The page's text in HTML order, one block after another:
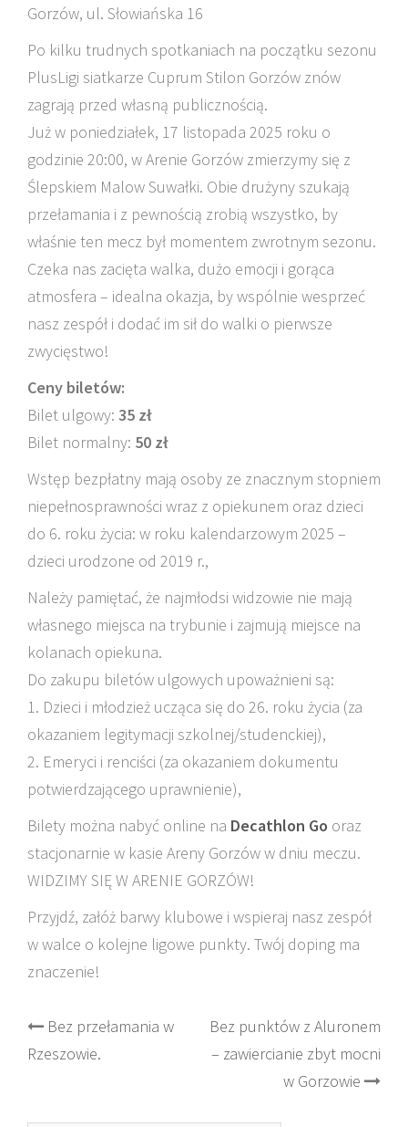
Gorzów, ul. Słowiańska 16
Po kilku trudnych spotkaniach na początku sezonu
PlusLigi siatkarze Cuprum Stilon Gorzów znów
zagrają przed własną publicznością.
Już w poniedziałek, 17 listopada 2025 roku o
godzinie 20:00, w Arenie Gorzów zmierzymy się z
Ślepskiem Malow Suwałki. Obie drużyny szukają
przełamania i z pewnością zrobią wszystko, by
właśnie ten mecz był momentem zwrotnym sezonu.
Czeka nas zacięta walka, dużo emocji i gorąca
atmosfera – idealna okazja, by wspólnie wesprzeć
nasz zespół i dodać im sił do walki o pierwsze
zwycięstwo!
Ceny biletów:
Bilet ulgowy: 35 zł
Bilet normalny: 50 zł
Wstęp bezpłatny mają osoby ze znacznym stopniem
niepełnosprawności wraz z opiekunem oraz dzieci
do 6. roku życia: w roku kalendarzowym 2025 –
dzieci urodzone od 2019 r.,
Należy pamiętać, że najmłodsi widzowie nie mają
własnego miejsca na trybunie i zajmują miejsce na
kolanach opiekuna.
Do zakupu biletów ulgowych upoważnieni są:
1. Dzieci i młodzież ucząca się do 26. roku życia (za
okazaniem legitymacji szkolnej/studenckiej),
2. Emeryci i renciści (za okazaniem dokumentu
potwierdzającego uprawnienie),
Bilety można nabyć online na Decathlon Go oraz
stacjonarnie w kasie Areny Gorzów w dniu meczu.
WIDZIMY SIĘ W ARENIE GORZÓW!
Przyjdź, załóż barwy klubowe i wspieraj nasz zespół
w walce o kolejne ligowe punkty. Twój doping ma
znaczenie!
Post
navigation
Bez przełamania w
Rzeszowie.
Bez punktów z Aluronem
– zawiercianie zbyt mocni
w Gorzowie